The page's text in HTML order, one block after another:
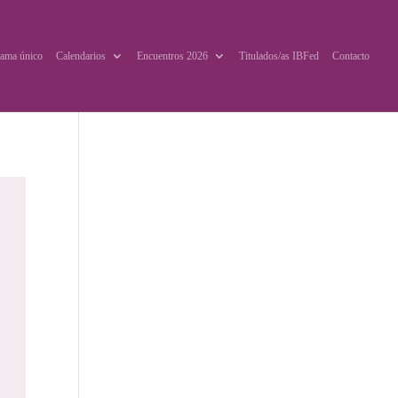
único Calendarios Encuentros 2026 Titulados/as IBFed Contacto